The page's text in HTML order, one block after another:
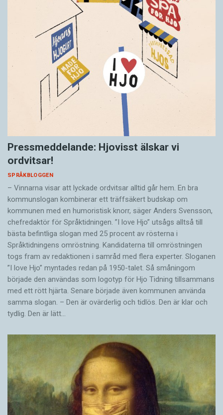
Pressmeddelande: Hjovisst älskar vi
ordvitsar!
SPRÅKBLOGGEN
– Vinnarna visar att lyckade ordvitsar alltid går hem. En bra
kommunslogan kombinerar ett träffsäkert budskap om
kommunen med en humoristisk knorr, säger Anders Svensson,
chefredaktör för Språktidningen. ”I love Hjo” utsågs alltså till
bästa befintliga slogan med 25 procent av rösterna i
Språktidningens omröstning. Kandidaterna till omröstningen
togs fram av redaktionen i samråd med flera experter. Sloganen
”I love Hjo” myntades redan på 1950-talet. Så småningom
började den användas som logotyp för Hjo Tidning tillsammans
med ett rött hjärta. Senare började även kommunen använda
samma slogan. – Den är ovärderlig och tidlös. Den är klar och
tydlig. Den är lätt…